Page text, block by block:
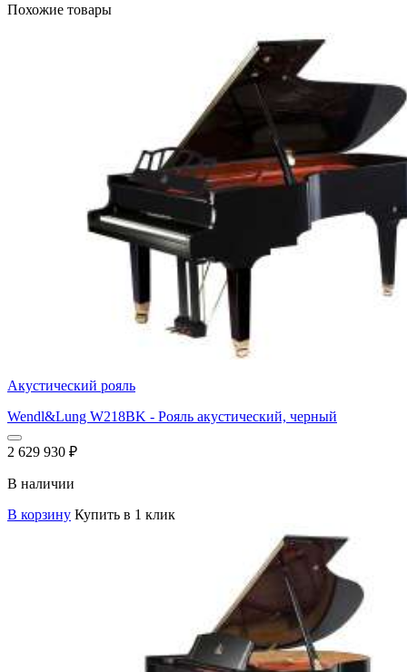
Похожие товары
Акустический рояль
Wendl&Lung W218BK - Рояль акустический, черный
2 629 930 ₽
В наличии
В корзину Купить в 1 клик